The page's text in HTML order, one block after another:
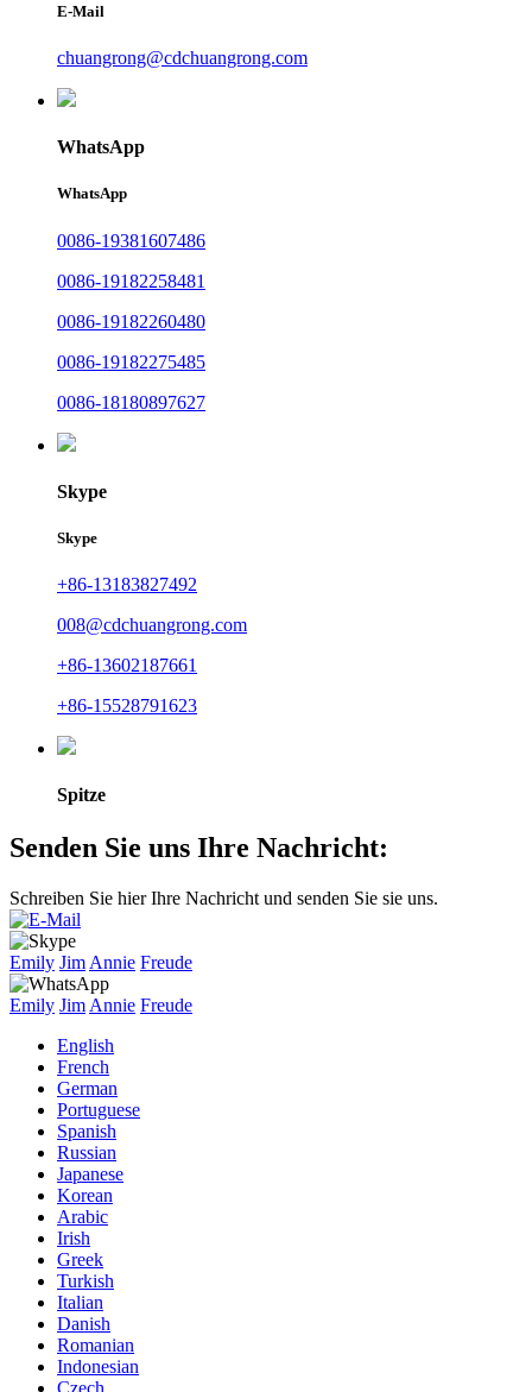
E-Mail
chuangrong@cdchuangrong.com
WhatsApp
WhatsApp
0086-19381607486
0086-19182258481
0086-19182260480
0086-19182275485
0086-18180897627
Skype
Skype
+86-13183827492
008@cdchuangrong.com
+86-13602187661
+86-15528791623
Spitze
Senden Sie uns Ihre Nachricht:
Schreiben Sie hier Ihre Nachricht und senden Sie sie uns.
Emily Jim Annie Freude
Emily Jim Annie Freude
English
French
German
Portuguese
Spanish
Russian
Japanese
Korean
Arabic
Irish
Greek
Turkish
Italian
Danish
Romanian
Indonesian
Czech